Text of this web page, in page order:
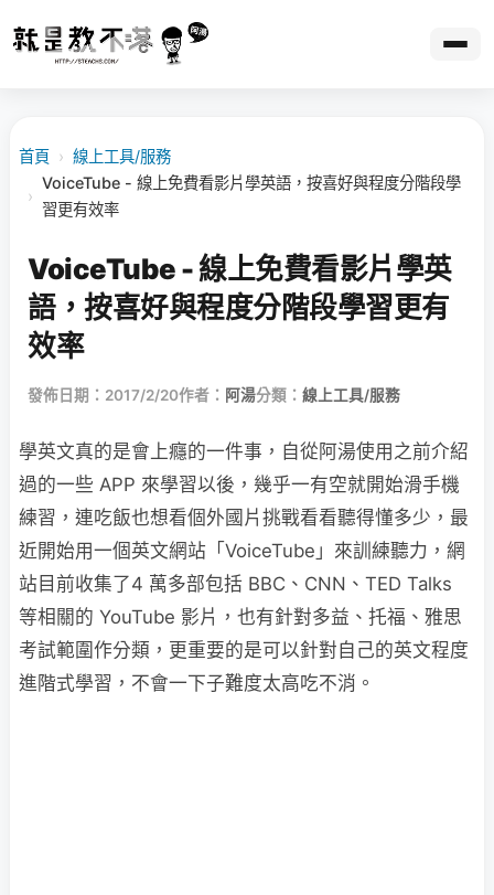
首頁 › 線上工具/服務
›
VoiceTube - 線上免費看影片學英語，按喜好與程度分階段學
習更有效率
VoiceTube - 線上免費看影片學英
語，按喜好與程度分階段學習更有
效率
發佈日期：2017/2/20作者： 阿湯分類： 線上工具/服務
學英文真的是會上癮的一件事，自從阿湯使用之前介紹
過的一些 APP 來學習以後，幾乎一有空就開始滑手機
練習，連吃飯也想看個外國片挑戰看看聽得懂多少，最
近開始用一個英文網站「VoiceTube」來訓練聽力，網
站目前收集了4 萬多部包括 BBC、CNN、TED Talks
等相關的 YouTube 影片，也有針對多益、托福、雅思
考試範圍作分類，更重要的是可以針對自己的英文程度
進階式學習，不會一下子難度太高吃不消。